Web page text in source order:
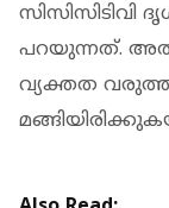
സിസിസിടിവി
പറയുന്നത്.
വ്യക്തത